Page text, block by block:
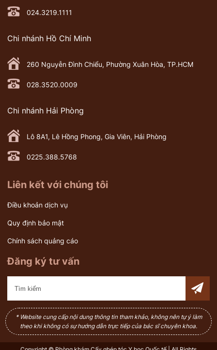
024.3219.1111
Chi nhánh Hồ Chí Minh
260 Nguyễn Đình Chiểu, Phường Xuân Hòa, TP.HCM
028.3520.0009
Chi nhánh Hải Phòng
Lô 8A1, Lê Hồng Phong, Gia Viên, Hải Phòng
0225.388.5768
Liên kết với chúng tôi
Điều khoản dịch vụ
Quy định bảo mật
Chính sách quảng cáo
Đăng ký tư vấn
* Website cung cấp nội dung thông tin tham khảo, không nên tự ý làm
theo khi không có sự hướng dẫn trực tiếp của bác sĩ chuyên khoa.